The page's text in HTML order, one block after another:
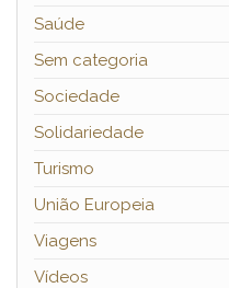
Saúde
Sem categoria
Sociedade
Solidariedade
Turismo
União Europeia
Viagens
Vídeos